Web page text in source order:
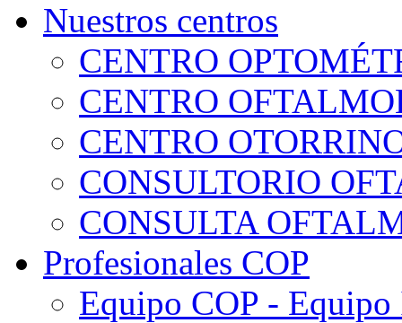
Nuestros centros
CENTRO
CENTRO
CENTRO
CONSULTORIO
CONSULTA
Profesionales COP
Equipo COP -